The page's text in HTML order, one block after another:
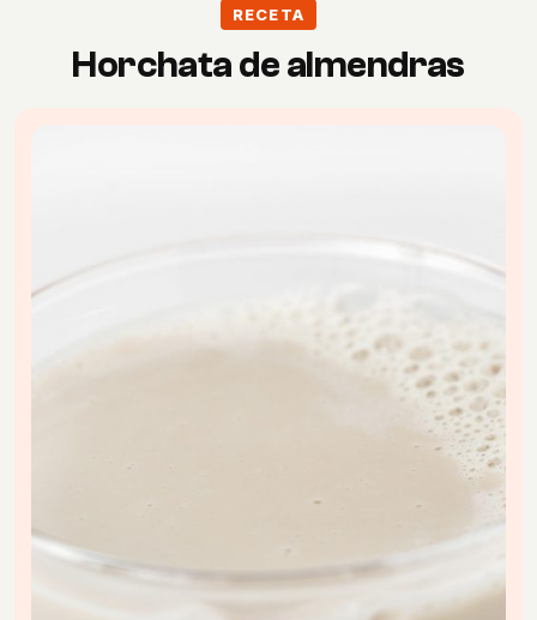
RECETA
Horchata de almendras